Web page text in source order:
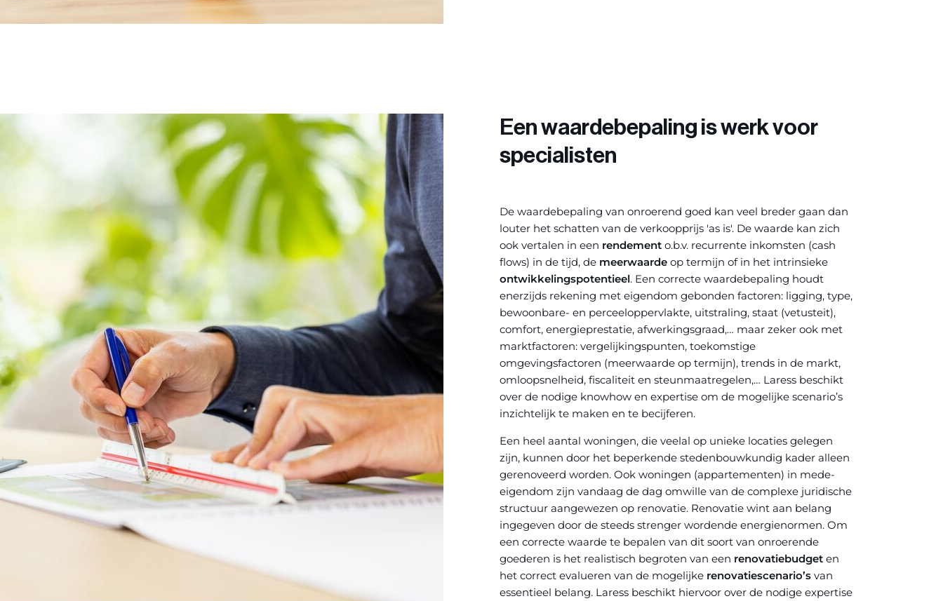
Een waardebepaling is werk voor
specialisten
De waardebepaling van onroerend goed kan veel breder gaan dan
louter het schatten van de verkoopprijs 'as is'. De waarde kan zich
ook vertalen in een rendement o.b.v. recurrente inkomsten (cash
flows) in de tijd, de meerwaarde op termijn of in het intrinsieke
ontwikkelingspotentieel. Een correcte waardebepaling houdt
enerzijds rekening met eigendom gebonden factoren: ligging, type,
bewoonbare- en perceeloppervlakte, uitstraling, staat (vetusteit),
comfort, energieprestatie, afwerkingsgraad,… maar zeker ook met
marktfactoren: vergelijkingspunten, toekomstige
omgevingsfactoren (meerwaarde op termijn), trends in de markt,
omloopsnelheid, fiscaliteit en steunmaatregelen,… Laress beschikt
over de nodige knowhow en expertise om de mogelijke scenario’s
inzichtelijk te maken en te becijferen.
Een heel aantal woningen, die veelal op unieke locaties gelegen
zijn, kunnen door het beperkende stedenbouwkundig kader alleen
gerenoveerd worden. Ook woningen (appartementen) in mede-
eigendom zijn vandaag de dag omwille van de complexe juridische
structuur aangewezen op renovatie. Renovatie wint aan belang
ingegeven door de steeds strenger wordende energienormen. Om
een correcte waarde te bepalen van dit soort van onroerende
goederen is het realistisch begroten van een renovatiebudget en
het correct evalueren van de mogelijke renovatiescenario’s van
essentieel belang. Laress beschikt hiervoor over de nodige expertise